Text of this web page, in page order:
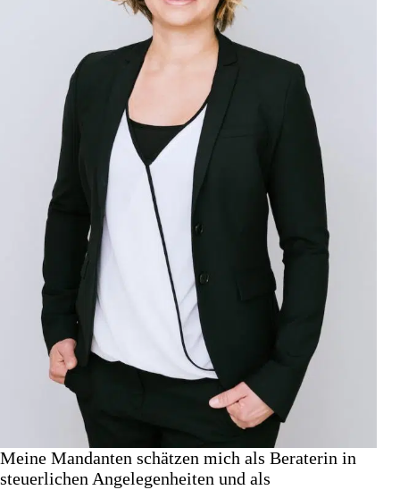
Meine Mandanten schätzen mich als Beraterin in
steuerlichen Angelegenheiten und als